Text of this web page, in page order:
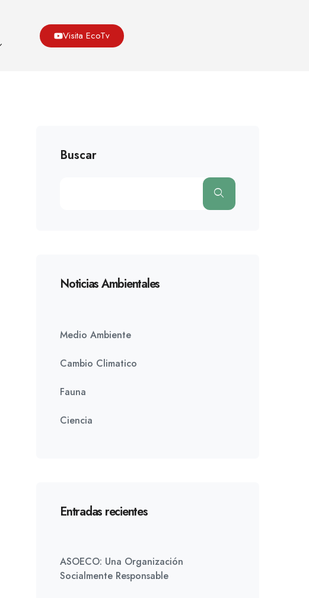
Visita EcoTv
Colombia Debe Ponerle Más Atención A La Amazonía
Buscar
Noticias Ambientales
Medio Ambiente
Cambio Climatico
Fauna
Ciencia
Entradas recientes
ASOECO: Una Organización
Socialmente Responsable